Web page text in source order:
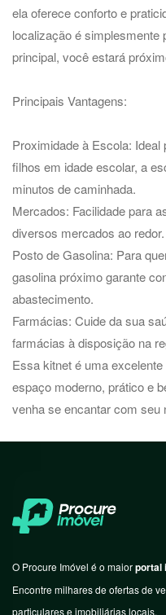
ela oferece conforto e
localização é simplesmente
principal, você estará
Principais Vantagens:
Proximidade à Escola:
filhos em idade escolar, a
minutos de caminhada.
Mercados: Facilidade para
diversos mercados ao redor.
Posto de Gasolina: Para
gasolina próximo garante
abastecimento.
Farmácias: Cuide da sua
farmácias à disposição na
Essa kitnet é uma
espaço moderno, prático e
venha se encantar com seu
O Procure Imóvel é o maiorportal
Encontre milhares de ofertas de
particulares e imobiliárias locais.